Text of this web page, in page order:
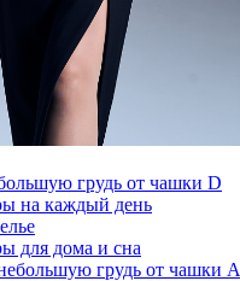
грудь от чашки D
на каждый день
для дома и сна
грудь от чашки А